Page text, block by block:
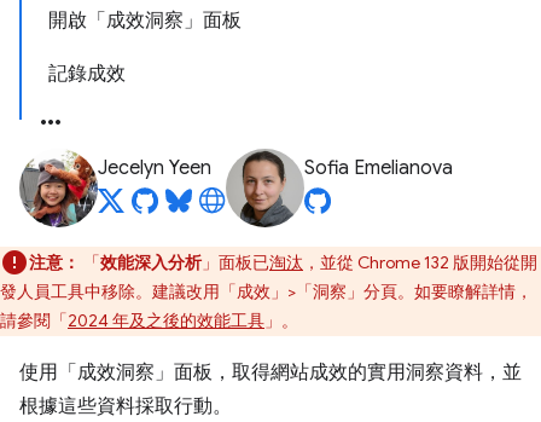
開啟「成效洞察」面板
記錄成效
Jecelyn Yeen Sofia Emelianova
注意： 「效能深入分析」面板已淘汰 ，並從 Chrome 132 版開始從開
發人員工具中移除。建議改用「成效」>「洞察」 分頁。如要瞭解詳情，
請參閱「2024 年及之後的效能工具 」。
使用「成效洞察」 面板，取得網站成效的實用洞察資料，並
根據這些資料採取行動。